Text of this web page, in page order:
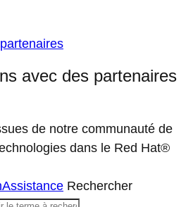
avec des partenaires
de notre communauté de
dans le Red Hat®
Assistance Rechercher